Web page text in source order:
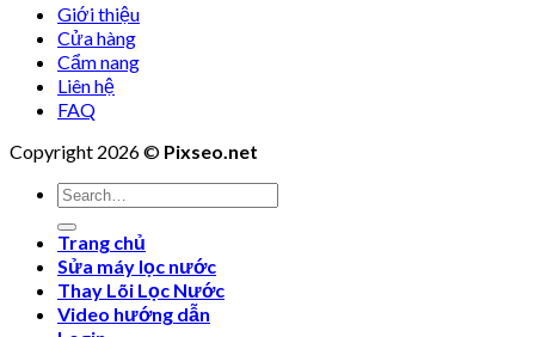
Giới thiệu
Cửa hàng
Cẩm nang
Liên hệ
FAQ
Copyright 2026 © Pixseo.net
Search
for:
Trang chủ
Sửa máy lọc nước
Thay Lõi Lọc Nước
Video hướng dẫn